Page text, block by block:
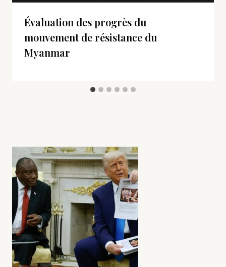
Évaluation des progrès du
mouvement de résistance du
Myanmar